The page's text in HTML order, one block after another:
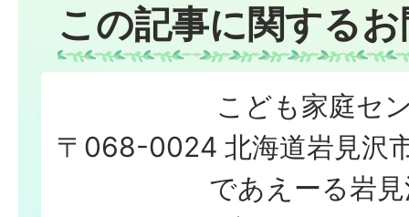
この記事に関する
こども家庭セ
〒068-0024 北海道岩見沢
であえーる岩